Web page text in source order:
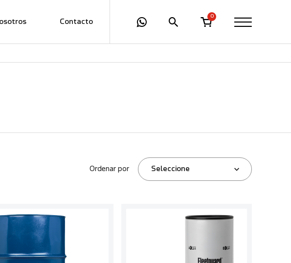
Contacto
0
Ordenar por Seleccione